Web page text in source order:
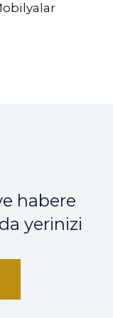
habere
yerinizi